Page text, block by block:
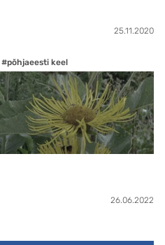
25.11.2020
#põhjaeesti keel
26.06.2022